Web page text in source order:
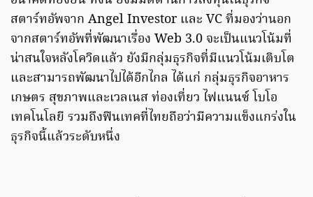
สตาร์ทอัพจาก Angel Investor และ VC ที่มองว่านอก
จากสตาร์ทอัพที่พัฒนาเรื่อง Web 3.0 จะเป็นแนวโน้มที่
น่าสนใจหลังโควิดแล้ว ยังมีกลุ่มธุรกิจที่มีแนวโน้มเติบโต
และสามารถพัฒนาไปได้อีกไกล ได้แก่ กลุ่มธุรกิจอาหาร
เกษตร สุขภาพและเวลเนส ท่องเที่ยว ไฟแนนซ์ โบโอ
เทคโนโลยี รวมถึงฟินเทคที่ไทยถือว่ามีความแข็งแกร่งใน
ธุรกิจนี้แล้วระดับหนึ่ง